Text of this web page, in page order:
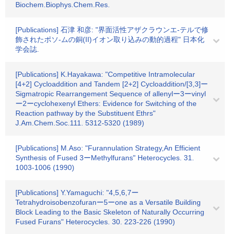
Biochem.Biophys.Chem.Res.
[Publications] 石津 和彦: "界面活性アザクラウンエ-テルで修
飾されたポソ-ムの銅(II)イオン取り込みの動的過程" 日本化
学会誌.
[Publications] K.Hayakawa: "Competitive Intramolecular
[4+2] Cycloaddition and Tandem [2+2] Cycloaddition/[3,3]ー
Sigmatropic Rearrangement Sequence of allenylー3ーvinyl
ー2ーcyclohexenyl Ethers: Evidence for Switching of the
Reaction pathway by the Substituent Ethrs"
J.Am.Chem.Soc.111. 5312-5320 (1989)
[Publications] M.Aso: "Furannulation Strategy,An Efficient
Synthesis of Fused 3ーMethylfurans" Heterocycles. 31.
1003-1006 (1990)
[Publications] Y.Yamaguchi: "4,5,6,7ー
Tetrahydroisobenzofuranー5ーone as a Versatile Building
Block Leading to the Basic Skeleton of Naturally Occurring
Fused Furans" Heterocycles. 30. 223-226 (1990)